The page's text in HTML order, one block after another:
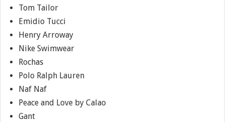
Tom Tailor
Emidio Tucci
Henry Arroway
Nike Swimwear
Rochas
Polo Ralph Lauren
Naf Naf
Peace and Love by Calao
Gant